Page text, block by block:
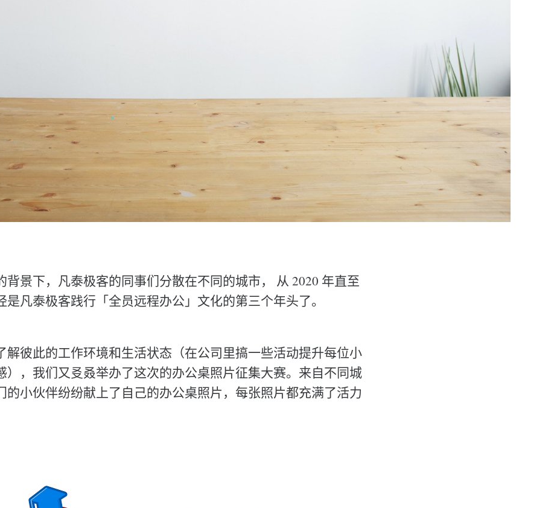
背景下，凡泰极客的同事们分散在不同的城市， 从 2020 年直至
是凡泰极客践行「全员远程办公」文化的第三个年头了。
解彼此的工作环境和生活状态（在公司里搞一些活动提升每位小
），我们又㕛叒举办了这次的办公桌照片征集大赛。来自不同城
的小伙伴纷纷献上了自己的办公桌照片，每张照片都充满了活力